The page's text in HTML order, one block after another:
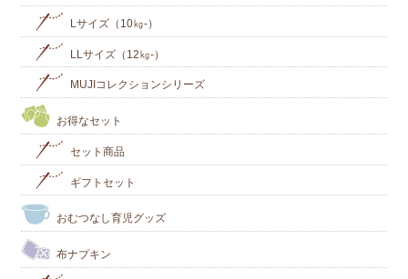
Lサイズ（10㎏-）
LLサイズ（12㎏-）
MUJIコレクションシリーズ
お得なセット
セット商品
ギフトセット
おむつなし育児グッズ
布ナプキン